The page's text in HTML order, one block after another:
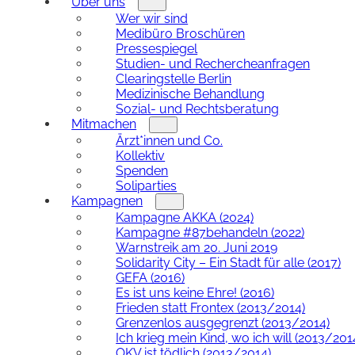
Wer wir sind
Medibüro Broschüren
Pressespiegel
Studien- und Rechercheanfragen
Clearingstelle Berlin
Medizinische Behandlung
Sozial- und Rechtsberatung
Mitmachen
Ärzt*innen und Co.
Kollektiv
Spenden
Soliparties
Kampagnen
Kampagne AKKA (2024)
Kampagne #87behandeln (2022)
Warnstreik am 20. Juni 2019
Solidarity City – Ein Stadt für alle (2017)
GEFA (2016)
Es ist uns keine Ehre! (2016)
Frieden statt Frontex (2013/2014)
Grenzenlos ausgegrenzt (2013/2014)
Ich krieg mein Kind, wo ich will (2013/